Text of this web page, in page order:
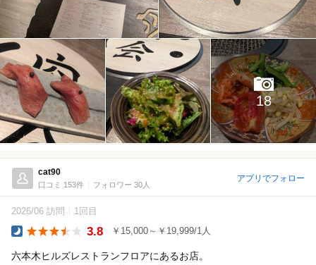
18
cat90
口コミ 153件 フォロワー 30人
アプリでフォロー
2026/06 訪問 1回目
3.8 ￥15,000～￥19,999/1人
六本木ヒルズレストランフロアにあるお店。